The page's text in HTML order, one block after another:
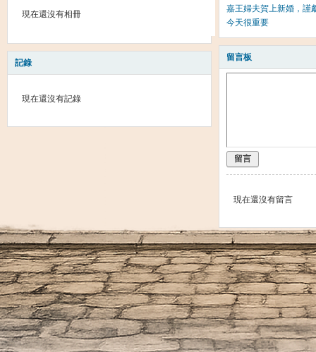
現在還沒有相冊
記錄
現在還沒有記錄
嘉王婦夫賀上新婚，謹
今天很重要
留言板
留言
現在還沒有留言